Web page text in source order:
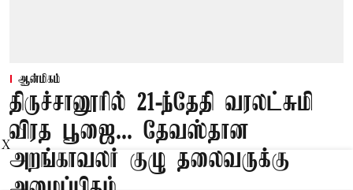
ஆன்மிகம்
திருச்சானூரில் 21-ந்தேதி வரலட்சுமி
விரத பூஜை... தேவஸ்தான
அறங்காவலர் குழு தலைவருக்கு
X